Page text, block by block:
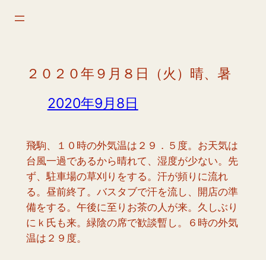
２０２０年９月８日（火）晴、暑
2020年9月8日
飛駒、１０時の外気温は２９．５度。お天気は
台風一過であるから晴れて、湿度が少ない。先
ず、駐車場の草刈りをする。汗が頻りに流れ
る。昼前終了。バスタブで汗を流し、開店の準
備をする。午後に至りお茶の人が来。久しぶり
にｋ氏も来。緑陰の席で歓談暫し。６時の外気
温は２９度。